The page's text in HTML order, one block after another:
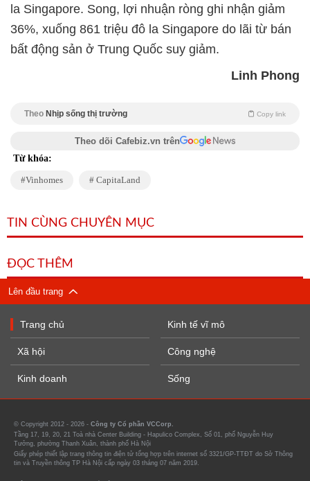
la Singapore. Song, lợi nhuận ròng ghi nhận giảm
36%, xuống 861 triệu đô la Singapore do lãi từ bán
bất động sản ở Trung Quốc suy giảm.
Linh Phong
Theo Nhịp sống thị trường Copy link
Theo dõi Cafebiz.vn trên
Từ khóa:
Vinhomes CapitaLand
TIN CÙNG CHUYÊN MỤC
ĐỌC THÊM
Lên đầu trang
Trang chủ
Xã hội
Kinh doanh
Kinh tế vĩ mô
Công nghệ
Sống
© Copyright 2012 - 2026 - Công ty Cổ phần VCCorp.
Tầng 17, 19, 20, 21 Toà nhà Center Building - Hapulico Complex, Số 01, phố Nguyễn Huy
Tưởng, phường Thanh Xuân, thành phố Hà Nội
Giấy phép thiết lập trang thông tin điện tử tổng hợp trên internet số 3321/GP-TTĐT do Sở Thông
tin và Truyền thông TP Hà Nội cấp ngày 03 tháng 07 năm 2019.